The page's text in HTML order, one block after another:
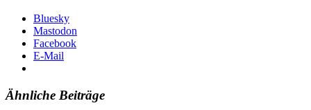
Bluesky
Mastodon
Facebook
E-Mail
Ähnliche Beiträge